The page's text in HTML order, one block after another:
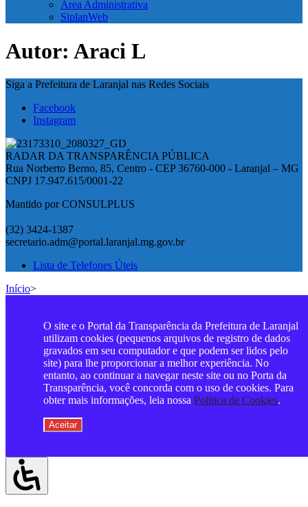
Área Administrativa
SiplanWeb
Autor: Araci L
Siga a Prefeitura de Laranjal nas Redes Sociais
Facebook
Instagram
RADAR DA TRANSPARÊNCIA PÚBLICA
Rua Norberto Berno, 85, Centro - CEP 36760-000 - Laranjal – MG
CNPJ 17.947.615/0001-22
Mantido por CONSULPLUS
(32) 3424-1387
secretario.adm@portal.laranjal.mg.gov.br
Lista de Telefones Úteis
Início>
O site e o Portal da Transparência da Prefeitura de Laranjal
utilizam cookies (pequenos arquivos de registro de dados
gravados em seu computador e que podem ser lidos pelo
site) para lhe proporcionar a melhor experiência. No
entanto, ao continuar a navegar neste site ou no Porta da
Transparência, você concorda com o uso de cookies. Para
obter mais informações, leia nossa Política de Cookies.
Aceitar